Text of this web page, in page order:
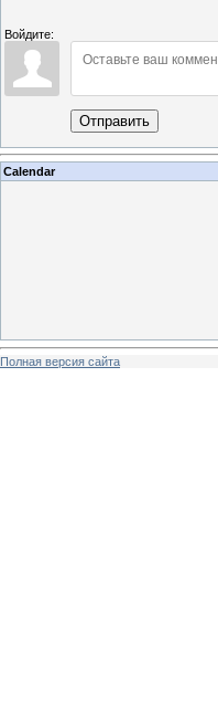
Войдите:
Отправить
Calendar
Полная версия сайта